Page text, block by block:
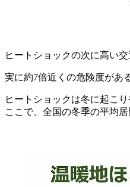
ヒートショックの次に高い
実に約7倍近くの危険度があ
ヒートショックは冬に起こり
ここで、全国の冬季の平均